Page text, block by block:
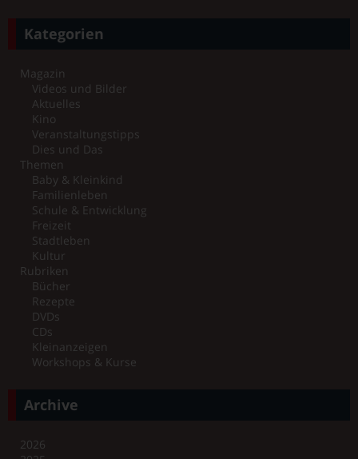
Kategorien
Magazin
Videos und Bilder
Aktuelles
Kino
Veranstaltungstipps
Dies und Das
Themen
Baby & Kleinkind
Familienleben
Schule & Entwicklung
Freizeit
Stadtleben
Kultur
Rubriken
Bücher
Rezepte
DVDs
CDs
Kleinanzeigen
Workshops & Kurse
Archive
2026